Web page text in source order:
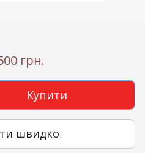
грн.
Купити
швидко